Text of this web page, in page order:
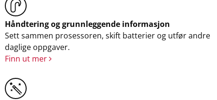
Håndtering og grunnleggende informasjon
Sett sammen prosessoren, skift batterier og utfør andre
daglige oppgaver.
Finn ut mer